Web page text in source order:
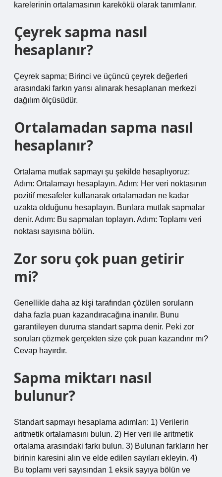
karelerinin ortalamasının karekökü olarak tanımlanır.
Çeyrek sapma nasıl
hesaplanır?
Çeyrek sapma; Birinci ve üçüncü çeyrek değerleri
arasındaki farkın yarısı alınarak hesaplanan merkezi
dağılım ölçüsüdür.
Ortalamadan sapma nasıl
hesaplanır?
Ortalama mutlak sapmayı şu şekilde hesaplıyoruz:
Adım: Ortalamayı hesaplayın. Adım: Her veri noktasının
pozitif mesafeler kullanarak ortalamadan ne kadar
uzakta olduğunu hesaplayın. Bunlara mutlak sapmalar
denir. Adım: Bu sapmaları toplayın. Adım: Toplamı veri
noktası sayısına bölün.
Zor soru çok puan getirir
mi?
Genellikle daha az kişi tarafından çözülen soruların
daha fazla puan kazandıracağına inanılır. Bunu
garantileyen duruma standart sapma denir. Peki zor
soruları çözmek gerçekten size çok puan kazandırır mı?
Cevap hayırdır.
Sapma miktarı nasıl
bulunur?
Standart sapmayı hesaplama adımları: 1) Verilerin
aritmetik ortalamasını bulun. 2) Her veri ile aritmetik
ortalama arasındaki farkı bulun. 3) Bulunan farkların her
birinin karesini alın ve elde edilen sayıları ekleyin. 4)
Bu toplamı veri sayısından 1 eksik sayıya bölün ve